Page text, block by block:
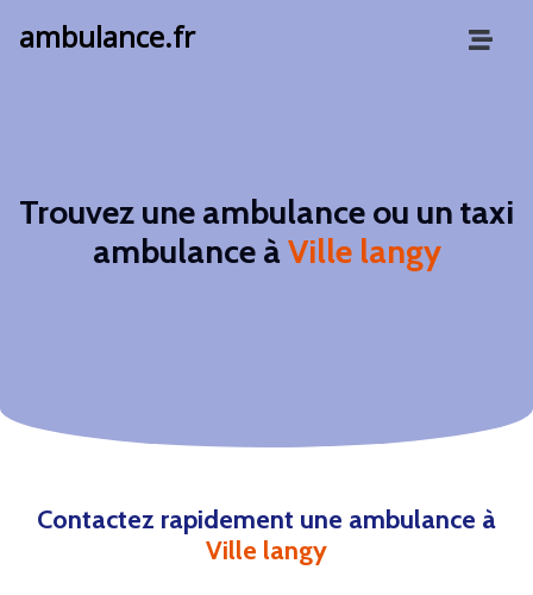
ambulance.fr
Trouvez une ambulance ou un taxi
ambulance àVille langy
Contactez rapidement une ambulance à
Ville langy